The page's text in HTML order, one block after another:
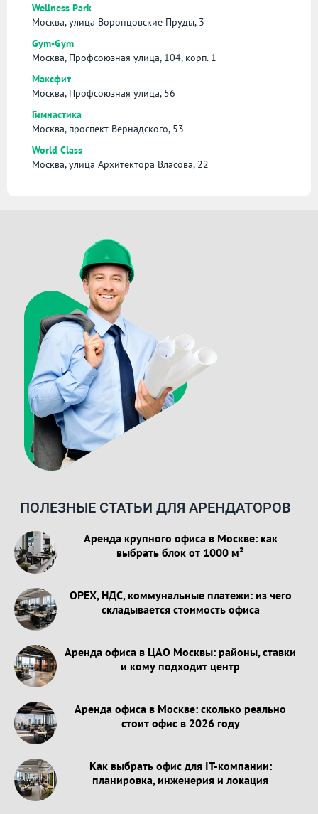
Wellness Park
Москва, улица Воронцовские Пруды, 3
Gym-Gym
Москва, Профсоюзная улица, 104, корп. 1
Максфит
Москва, Профсоюзная улица, 56
Гимнастика
Москва, проспект Вернадского, 53
World Class
Москва, улица Архитектора Власова, 22
ПОЛЕЗНЫЕ СТАТЬИ ДЛЯ АРЕНДАТОРОВ
Аренда крупного офиса в Москве: как
выбрать блок от 1000 м²
OPEX, НДС, коммунальные платежи: из чего
складывается стоимость офиса
Аренда офиса в ЦАО Москвы: районы, ставки
и кому подходит центр
Аренда офиса в Москве: сколько реально
стоит офис в 2026 году
Как выбрать офис для IT-компании:
планировка, инженерия и локация